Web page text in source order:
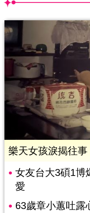
樂天女孩淚揭往
女友台大3碩1博
愛
63歲章小蕙吐露